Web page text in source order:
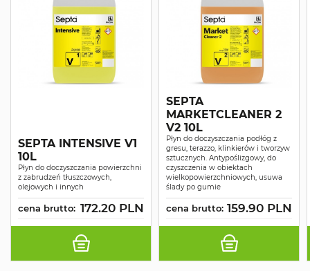
SEPTA INTENSIVE V1
10L
Płyn do doczyszczania powierzchni
z zabrudzeń tłuszczowych,
olejowych i innych
cena brutto: 172.20 PLN
SEPTA
MARKETCLEANER 2
V2 10L
Płyn do doczyszczania podłóg z
gresu, terazzo, klinkierów i tworzyw
sztucznych. Antypoślizgowy, do
czyszczenia w obiektach
wielkopowierzchniowych, usuwa
ślady po gumie
cena brutto: 159.90 PLN